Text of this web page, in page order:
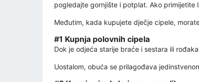
pogledajte gornjište i potplat. Ako
Međutim, kada kupujete dječje cipele,
#1 Kupnja polovnih cipela
Dok je odjeća starije braće i sestara ili
Uostalom, obuća se prilagođava